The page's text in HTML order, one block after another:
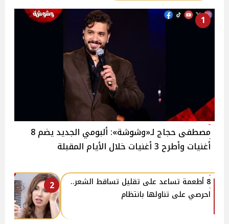
1
مصطفى حجاج لـ«وشوشة»: ألبومي الجديد يضم 8
أغنيات وأطرح 3 أغنيات خلال الأيام المقبلة
2
8 أطعمة تساعد على تقليل تساقط الشعر..
احرصي على تناولها بانتظام